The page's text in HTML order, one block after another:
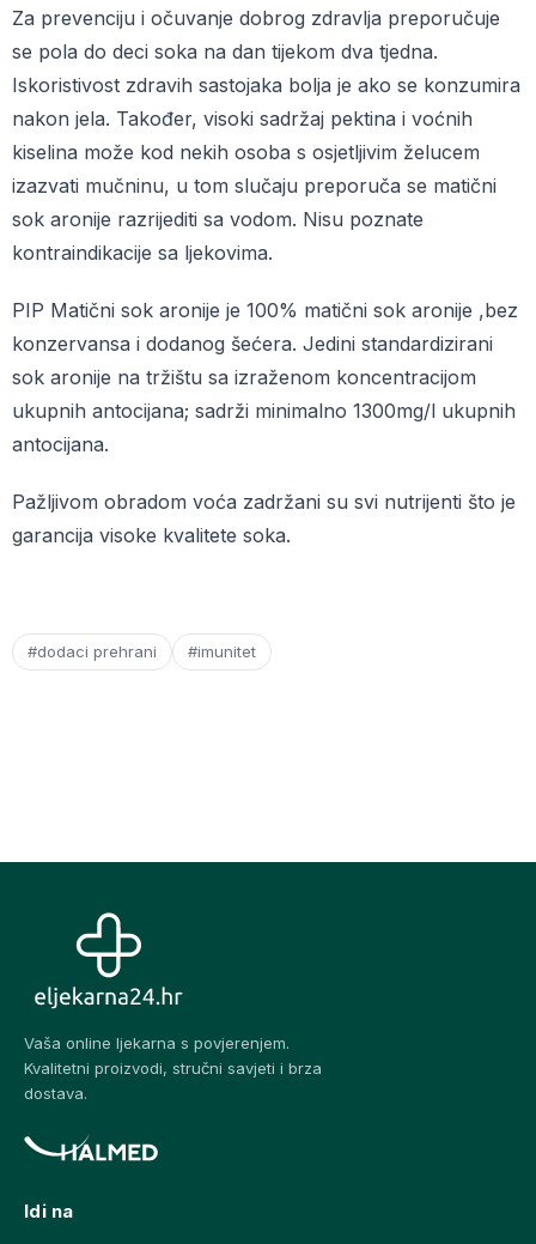
Za prevenciju i očuvanje dobrog zdravlja preporučuje
se pola do deci soka na dan tijekom dva tjedna.
Iskoristivost zdravih sastojaka bolja je ako se konzumira
nakon jela. Također, visoki sadržaj pektina i voćnih
kiselina može kod nekih osoba s osjetljivim želucem
izazvati mučninu, u tom slučaju preporuča se matični
sok aronije razrijediti sa vodom. Nisu poznate
kontraindikacije sa ljekovima.
PIP Matični sok aronije je 100% matični sok aronije ,bez
konzervansa i dodanog šećera. Jedini standardizirani
sok aronije na tržištu sa izraženom koncentracijom
ukupnih antocijana; sadrži minimalno 1300mg/l ukupnih
antocijana.
Pažljivom obradom voća zadržani su svi nutrijenti što je
garancija visoke kvalitete soka.
#dodaci prehrani #imunitet
Vaša online ljekarna s povjerenjem.
Kvalitetni proizvodi, stručni savjeti i brza
dostava.
Idi na